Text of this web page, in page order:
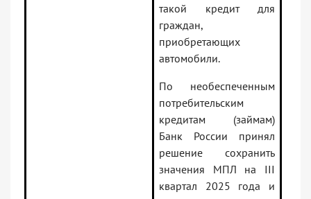
такой кредит для
граждан,
приобретающих
автомобили.
По необеспеченным
потребительским
кредитам (займам)
Банк России принял
решение сохранить
значения МПЛ на III
квартал 2025 года и